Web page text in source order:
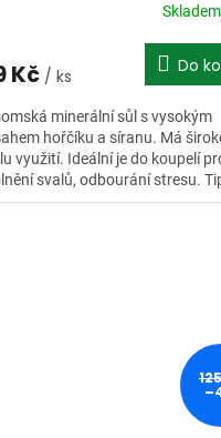
Skladem
Kč / ks Do
minerální sůl s vysokým
hořčíku a síranu. Má
využití. Ideální je do koupelí
svalů, odbourání stresu.
i jako...